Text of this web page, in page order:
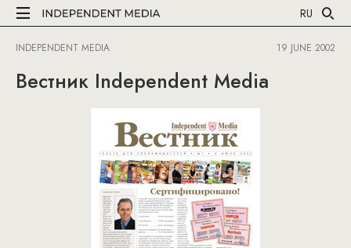
RU
INDEPENDENT MEDIA 19 JUNE 2002
Вестник Independent Media